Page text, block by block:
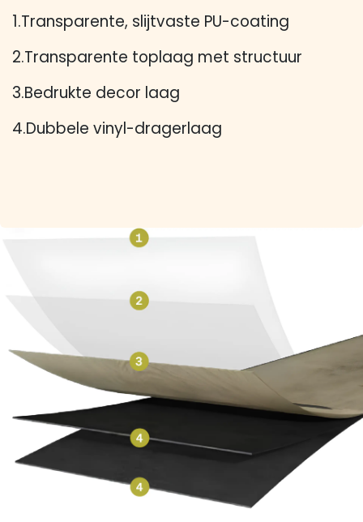
1.Transparente, slijtvaste PU-coating
2.Transparente toplaag met structuur
3.Bedrukte decor laag
4.Dubbele vinyl-dragerlaag